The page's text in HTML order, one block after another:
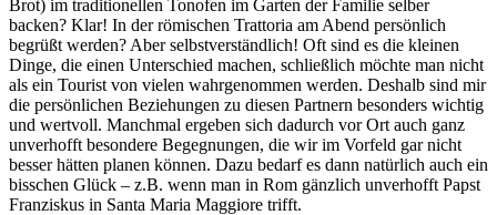
Brot) im traditionellen Tonofen im Garten der Familie selber
backen? Klar! In der römischen Trattoria am Abend persönlich
begrüßt werden? Aber selbstverständlich! Oft sind es die kleinen
Dinge, die einen Unterschied machen, schließlich möchte man nicht
als ein Tourist von vielen wahrgenommen werden. Deshalb sind mir
die persönlichen Beziehungen zu diesen Partnern besonders wichtig
und wertvoll. Manchmal ergeben sich dadurch vor Ort auch ganz
unverhofft besondere Begegnungen, die wir im Vorfeld gar nicht
besser hätten planen können. Dazu bedarf es dann natürlich auch ein
bisschen Glück – z.B. wenn man in Rom gänzlich unverhofft Papst
Franziskus in Santa Maria Maggiore trifft.